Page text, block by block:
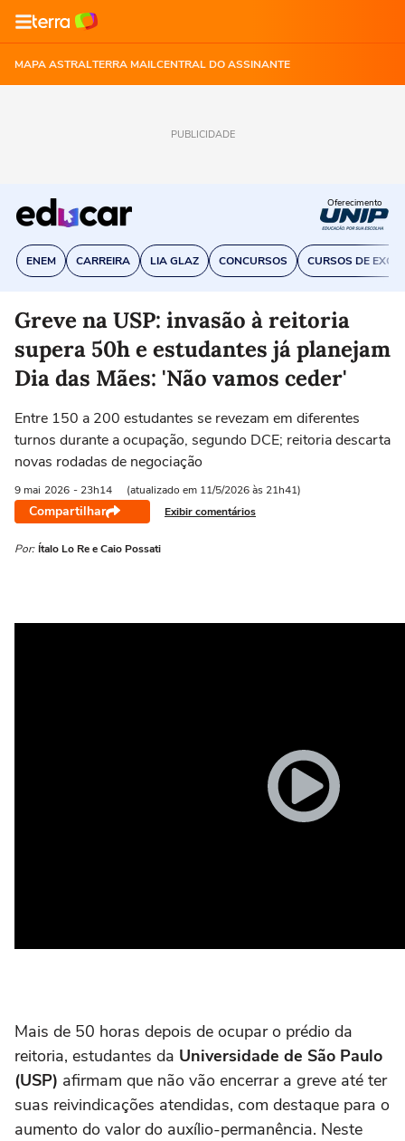
MAPA ASTRALTERRA MAILCENTRAL DO ASSINANTE
PUBLICIDADE
ENEM CARREIRA LIA GLAZ CONCURSOS CURSOS DE EXCEL
Oferecimento
Greve na USP: invasão à reitoria
supera 50h e estudantes já planejam
Dia das Mães: 'Não vamos ceder'
Entre 150 a 200 estudantes se revezam em diferentes
turnos durante a ocupação, segundo DCE; reitoria descarta
novas rodadas de negociação
9 mai 2026 - 23h14 (atualizado em 11/5/2026 às 21h41)
Compartilhar Exibir comentários
Por: Ítalo Lo Re e Caio Possati
Mais de 50 horas depois de ocupar o prédio da
reitoria, estudantes da Universidade de São Paulo
(USP) afirmam que não vão encerrar a greve até ter
suas reivindicações atendidas, com destaque para o
aumento do valor do auxílio-permanência. Neste